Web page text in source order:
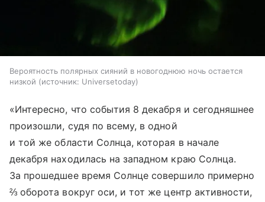
Вероятность полярных сияний в новогоднюю ночь остается
низкой
источник: Universetoday
«Интересно, что события 8 декабря и сегодняшнее
произошли, судя по всему, в одной
и той же области Солнца, которая в начале
декабря находилась на западном краю Солнца.
За прошедшее время Солнце совершило примерно
⅔ оборота вокруг оси, и тот же центр активности,